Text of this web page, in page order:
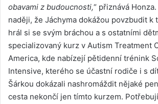
obavami z budoucnosti,“ přiznává
naději, že Jáchyma dokážou povzbudit k
hrál si se svým bráchou a s ostatními
specializovaný kurz v Autism Treatment
America, kde nabízejí pětidenní trénink
Intensive, kterého se účastní rodiče i s
Šárkou dokázali nashromáždit nějaké
cesta nekončí jen tímto kurzem.